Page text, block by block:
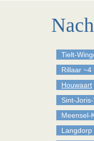
Tielt-
Rillaar ~4
Houwaart
Sint-
Meensel-
Langdorp